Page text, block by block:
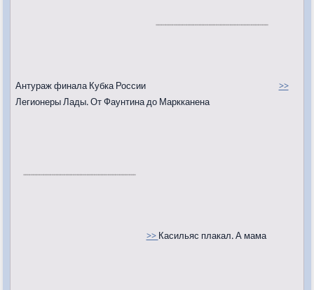
Антураж финала Кубка России
>>
Легионеры Лады. От Фаунтина до Маркканена
>>Касильяс плакал. А мама